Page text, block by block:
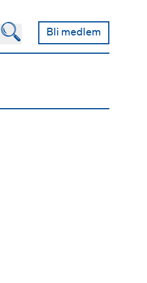
🔍 Bli medlem